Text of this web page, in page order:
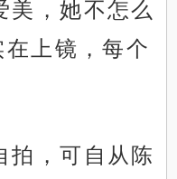
美，她不怎么
上镜，每个
拍，可自从陈